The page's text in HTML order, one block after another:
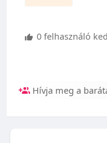
0 felhasználó
Hívja meg a